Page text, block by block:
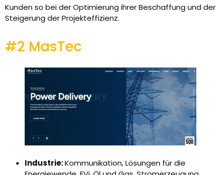
Kunden so bei der Optimierung ihrer Beschaffung und der
Steigerung der Projekteffizienz.
#2 MasTec
Industrie:Kommunikation, Lösungen für die